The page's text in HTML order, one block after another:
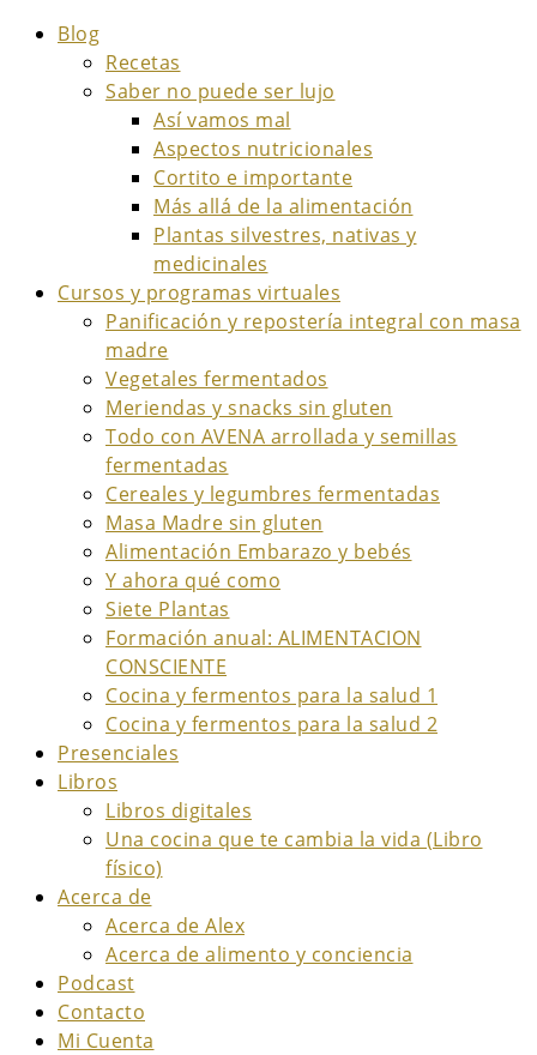
Blog
Recetas
Saber no puede ser lujo
Así vamos mal
Aspectos nutricionales
Cortito e importante
Más allá de la alimentación
Plantas silvestres, nativas y
medicinales
Cursos y programas virtuales
Panificación y repostería integral con masa
madre
Vegetales fermentados
Meriendas y snacks sin gluten
Todo con AVENA arrollada y semillas
fermentadas
Cereales y legumbres fermentadas
Masa Madre sin gluten
Alimentación Embarazo y bebés
Y ahora qué como
Siete Plantas
Formación anual: ALIMENTACION
CONSCIENTE
Cocina y fermentos para la salud 1
Cocina y fermentos para la salud 2
Presenciales
Libros
Libros digitales
Una cocina que te cambia la vida (Libro
físico)
Acerca de
Acerca de Alex
Acerca de alimento y conciencia
Podcast
Contacto
Mi Cuenta